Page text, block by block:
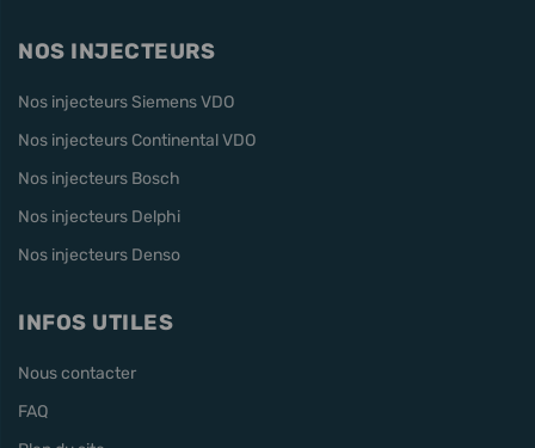
NOS INJECTEURS
Nos injecteurs Siemens VDO
Nos injecteurs Continental VDO
Nos injecteurs Bosch
Nos injecteurs Delphi
Nos injecteurs Denso
INFOS UTILES
Nous contacter
FAQ